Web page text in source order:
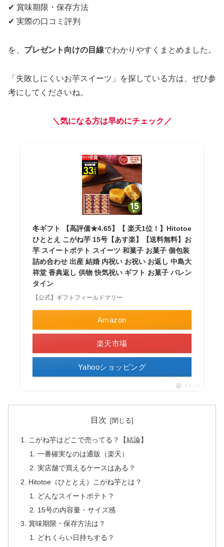
✔ 賞味期限・保存方法
✔ 実際の口コミ評判
を、 プレゼント向けの目線でわかりやすくまとめました。
「失敗しにくいお芋スイーツ」を探している方は、ぜひ参
考にしてくださいね。
＼気になる方は早めにチェック／
冬ギフト 【高評価★4.65】【 楽天1位！】Hitotoe
ひととえ こがね芋 15号【あす楽】【送料無料】お
芋 スイートポテト スイーツ 和菓子 お菓子 個包装
詰め合わせ 出産 結婚 内祝い お祝い お返し 中島大
祥堂 香典返し 供物 快気祝い ギフト お菓子 バレン
タイン
【公式】ギフトフィールドマリー
Amazon
楽天市場
Yahooショッピング
ポチップ
目次
こがね芋はどこで売ってる？【結論】
一番確実なのは通販（楽天）
実店舗で買えるケースはある？
Hitotoe（ひととえ）こがね芋とは？
どんなスイートポテト？
15号の内容量・サイズ感
賞味期限・保存方法は？
どれくらい日持ちする？